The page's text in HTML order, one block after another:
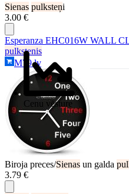
Sienas pulksteņi
3.00 €
Cenu vēsture
Esperanza EHC016W WALL
pulkstenis
M79.lv
Biroja preces/Sienas un galda
3.79 €